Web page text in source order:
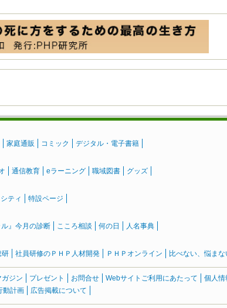
家庭通販 コミック デジタル・電子書籍
通信教育 eラーニング 職域図書 グッズ
ティ 特設ページ
ル』今月の診断 こころ相談 何の日 人名事典
研 社員研修のＰＨＰ人材開発 ＰＨＰオンライン 比べない、悩ま
ガジン プレゼント お問合せ Webサイトご利用にあたって 個人情
動計画 広告掲載について